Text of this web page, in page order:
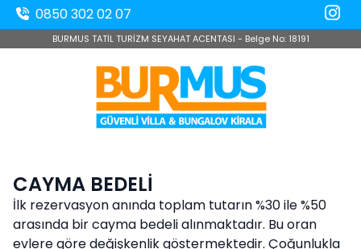
0850 302 02 07
BURMUS TATİL TURİZM SEYAHAT ACENTASI - Belge No: 18191
CAYMA BEDELİ
İlk rezervasyon anında toplam tutarın %30 ile %50
arasında bir cayma bedeli alınmaktadır. Bu oran
evlere göre değişkenlik göstermektedir. Çoğunlukla